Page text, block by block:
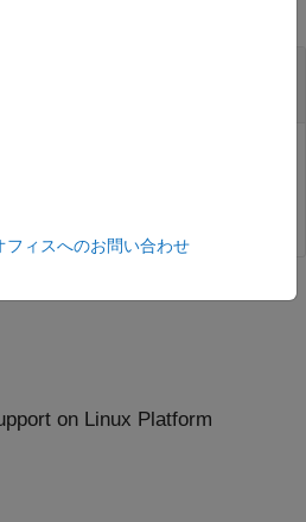
on Linux Platform
フィスへのお問い合わせ